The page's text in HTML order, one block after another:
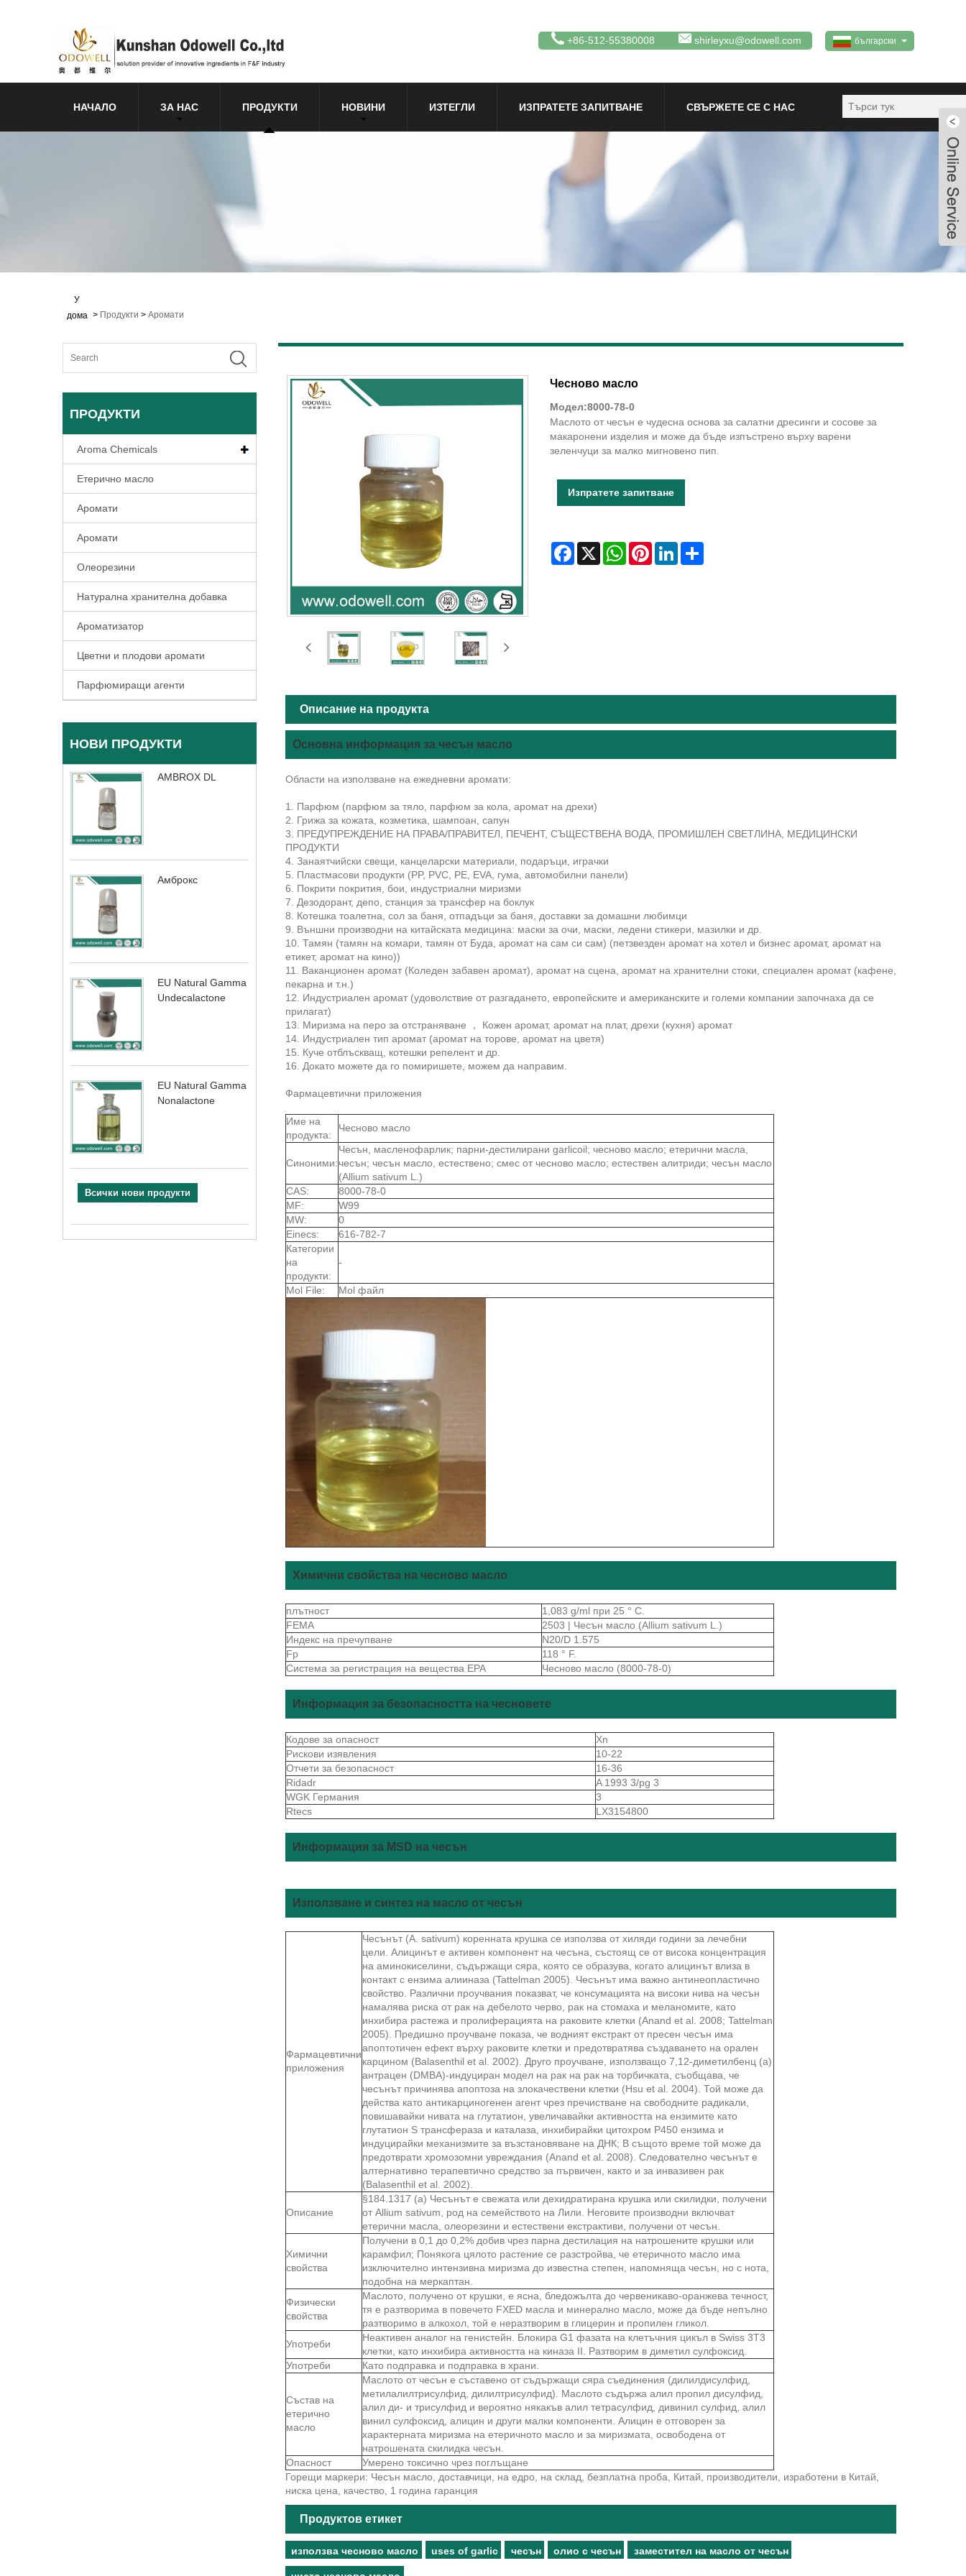
български
+86-512-55380008 shirleyxu@odowell.com
НАЧАЛО ЗА НАС ПРОДУКТИ НОВИНИ ИЗТЕГЛИ ИЗПРАТЕТЕ ЗАПИТВАНЕ СВЪРЖЕТЕ СЕ С НАС
У
дома > Продукти > Аромати
ПРОДУКТИ
Aroma Chemicals
Етерично масло
Аромати
Аромати
Олеорезини
Натурална хранителна добавка
Ароматизатор
Цветни и плодови аромати
Парфюмиращи агенти
НОВИ ПРОДУКТИ
AMBROX DL
Амброкс
EU Natural Gamma
Undecalactone
EU Natural Gamma
Nonalactone
Всички нови продукти
Чесново масло
Модел:8000-78-0
Маслото от чесън е чудесна основа за салатни дресинги и сосове за
макаронени изделия и може да бъде изпъстрено върху варени
зеленчуци за малко мигновено пип.
Изпратете запитване
Facebook
X WhatsAppPinterestLinkedInShare
Описание на продукта
Основна информация за чесън масло
Области на използване на ежедневни аромати:
1. Парфюм (парфюм за тяло, парфюм за кола, аромат на дрехи)
2. Грижа за кожата, козметика, шампоан, сапун
3. ПРЕДУПРЕЖДЕНИЕ НА ПРАВА/ПРАВИТЕЛ, ПЕЧЕНТ, СЪЩЕСТВЕНА ВОДА, ПРОМИШЛЕН СВЕТЛИНА, МЕДИЦИНСКИ
ПРОДУКТИ
4. Занаятчийски свещи, канцеларски материали, подаръци, играчки
5. Пластмасови продукти (PP, PVC, PE, EVA, гума, автомобилни панели)
6. Покрити покрития, бои, индустриални миризми
7. Дезодорант, депо, станция за трансфер на боклук
8. Котешка тоалетна, сол за баня, отпадъци за баня, доставки за домашни любимци
9. Външни производни на китайската медицина: маски за очи, маски, ледени стикери, мазилки и др.
10. Тамян (тамян на комари, тамян от Буда, аромат на сам си сам) (петзвезден аромат на хотел и бизнес аромат, аромат на
етикет, аромат на кино))
11. Ваканционен аромат (Коледен забавен аромат), аромат на сцена, аромат на хранителни стоки, специален аромат (кафене,
пекарна и т.н.)
12. Индустриален аромат (удоволствие от разгадането, европейските и американските и големи компании започнаха да се
прилагат)
13. Миризма на перо за отстраняване ， Кожен аромат, аромат на плат, дрехи (кухня) аромат
14. Индустриален тип аромат (аромат на торове, аромат на цветя)
15. Куче отблъскващ, котешки репелент и др.
16. Докато можете да го помиришете, можем да направим.
Фармацевтични приложения
Име на
продукта:
Чесново масло
Синоними:
Чесън, масленофарлик; парни-дестилирани garlicoil; чесново масло; етерични масла,
чесън; чесън масло, естествено; смес от чесново масло; естествен алитриди; чесън масло
(Allium sativum L.)
CAS:
8000-78-0
MF:
W99
MW:
0
Einecs:
616-782-7
Категории
на
продукти:
-
Mol File: Mol файл
Химични свойства на чесново масло
плътност
1,083 g/ml при 25 ° C.
FEMA
2503 | Чесън масло (Allium sativum L.)
Индекс на пречупване
N20/D 1.575
Fp
118 ° F.
Система за регистрация на вещества EPA
Чесново масло (8000-78-0)
Информация за безопасността на чесновете
Кодове за опасност
Xn
Рискови изявления
10-22
Отчети за безопасност
16-36
Ridadr
A 1993 3/pg 3
WGK Германия
3
Rtecs
LX3154800
Информация за MSD на чесън
Използване и синтез на масло от чесън
Фармацевтични
приложения
Чесънът (A. sativum) коренната крушка се използва от хиляди години за лечебни
цели. Алицинът е активен компонент на чесъна, състоящ се от висока концентрация
на аминокиселини, съдържащи сяра, която се образува, когато алицинът влиза в
контакт с ензима алииназа (Tattelman 2005). Чесънът има важно антинеопластично
свойство. Различни проучвания показват, че консумацията на високи нива на чесън
намалява риска от рак на дебелото черво, рак на стомаха и меланомите, като
инхибира растежа и пролиферацията на раковите клетки (Anand et al. 2008; Tattelman
2005). Предишно проучване показа, че водният екстракт от пресен чесън има
апоптотичен ефект върху раковите клетки и предотвратява създаването на орален
карцином (Balasenthil et al. 2002). Друго проучване, използващо 7,12-диметилбенц (а)
антрацен (DMBA)-индуциран модел на рак на рак на торбичката, съобщава, че
чесънът причинява апоптоза на злокачествени клетки (Hsu et al. 2004). Той може да
действа като антикарциногенен агент чрез пречистване на свободните радикали,
повишавайки нивата на глутатион, увеличавайки активността на ензимите като
глутатион S трансфераза и каталаза, инхибирайки цитохром Р450 ензима и
индуцирайки механизмите за възстановяване на ДНК; В същото време той може да
предотврати хромозомни увреждания (Anand et al. 2008). Следователно чесънът е
алтернативно терапевтично средство за първичен, както и за инвазивен рак
(Balasenthil et al. 2002).
Описание
§184.1317 (а) Чесънът е свежата или дехидратирана крушка или скилидки, получени
от Allium sativum, род на семейството на Лили. Неговите производни включват
етерични масла, олеорезини и естествени екстрактиви, получени от чесън.
Химични
свойства
Получени в 0,1 до 0,2% добив чрез парна дестилация на натрошените крушки или
карамфил; Понякога цялото растение се разстройва, че етеричното масло има
изключително интензивна миризма до известна степен, напомняща чесън, но с нота,
подобна на меркаптан.
Физически
свойства
Маслото, получено от крушки, е ясна, бледожълта до червеникаво-оранжева течност,
тя е разтворима в повечето FXED масла и минерално масло, може да бъде непълно
разтворимо в алкохол, той е неразтворим в глицерин и пропилен гликол.
Употреби
Неактивен аналог на генистейн. Блокира G1 фазата на клетъчния цикъл в Swiss 3T3
клетки, като инхибира активността на киназа II. Разтворим в диметил сулфоксид.
Употреби
Като подправка и подправка в храни.
Състав на
етерично
масло
Маслото от чесън е съставено от съдържащи сяра съединения (дилилдисулфид,
метилалилтрисулфид, дилилтрисулфид). Маслото съдържа алил пропил дисулфид,
алил ди- и трисулфид и вероятно някакъв алил тетрасулфид, дивинил сулфид, алил
винил сулфоксид, алицин и други малки компоненти. Алицин е отговорен за
характерната миризма на етеричното масло и за миризмата, освободена от
натрошената скилидка чесън.
Опасност
Умерено токсично чрез поглъщане
Горещи маркери: Чесън масло, доставчици, на едро, на склад, безплатна проба, Китай, производители, изработени в Китай,
ниска цена, качество, 1 година гаранция
Продуктов етикет
използва чесново масло uses of garlic чесън олио с чесън заместител на масло от чесън